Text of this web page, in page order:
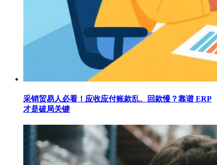
采销贸易人必看！应收应付账款乱、回款慢？靠谱 ERP
才是破局关键